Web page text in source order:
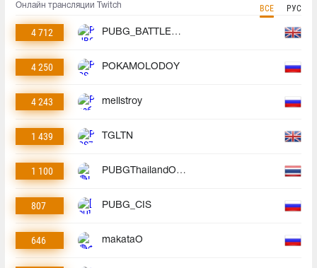
Онлайн трансляции Twitch ВСЕ РУС
4 712 PUBG_BATTLEGROUNDS
4 250 POKAMOLODOY
4 243 mellstroy
1 439 TGLTN
1 100 PUBGThailandOfficial
807 PUBG_CIS
646 makataO